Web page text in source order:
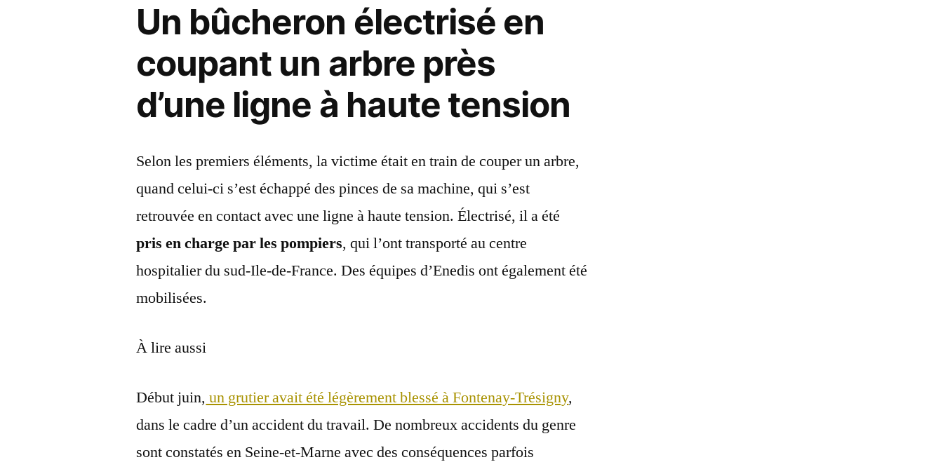
Un bûcheron électrisé en
coupant un arbre près
d’une ligne à haute tension
Selon les premiers éléments, la victime était en train de couper un arbre,
quand celui-ci s’est échappé des pinces de sa machine, qui s’est
retrouvée en contact avec une ligne à haute tension. Électrisé, il a été
pris en charge par les pompiers, qui l’ont transporté au centre
hospitalier du sud-Ile-de-France. Des équipes d’Enedis ont également été
mobilisées.
À lire aussi
Début juin, un grutier avait été légèrement blessé à Fontenay-Trésigny,
dans le cadre d’un accident du travail. De nombreux accidents du genre
sont constatés en Seine-et-Marne avec des conséquences parfois